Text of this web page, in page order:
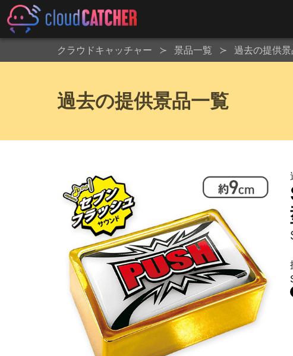
クラウドキャッチャー 景品一覧 過去の提供
過去の提供景品一覧